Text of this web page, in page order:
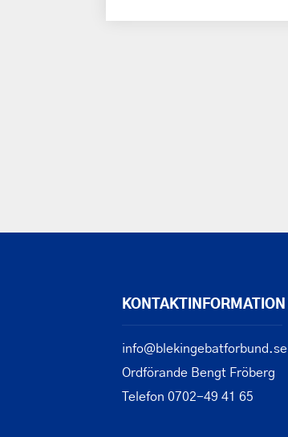
KONTAKTINFORMATION
info@blekingebatforbund.se
Ordförande Bengt Fröberg
Telefon 0702-49 41 65